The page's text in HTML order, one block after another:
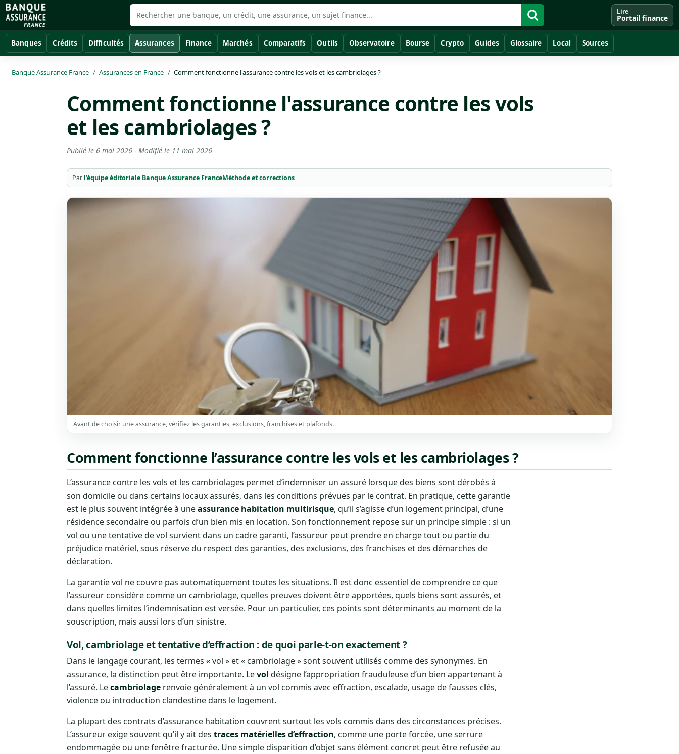
Lire
Portail finance
Banques Crédits Difficultés Assurances Finance Marchés Comparatifs Outils Observatoire Bourse Crypto Guides Glossaire Local Sources
Banque Assurance France Assurances en France Comment fonctionne l'assurance contre les vols et les cambriolages ?
Comment fonctionne l'assurance contre les vols
et les cambriolages ?
Publié le 6 mai 2026 - Modifié le 11 mai 2026
Par l’équipe éditoriale Banque Assurance FranceMéthode et corrections
Avant de choisir une assurance, vérifiez les garanties, exclusions, franchises et plafonds.
Comment fonctionne l’assurance contre les vols et les cambriolages ?
L’assurance contre les vols et les cambriolages permet d’indemniser un assuré lorsque des biens sont dérobés à
son domicile ou dans certains locaux assurés, dans les conditions prévues par le contrat. En pratique, cette garantie
est le plus souvent intégrée à uneassurance habitation multirisque, qu’il s’agisse d’un logement principal, d’une
résidence secondaire ou parfois d’un bien mis en location. Son fonctionnement repose sur un principe simple : si un
vol ou une tentative de vol survient dans un cadre garanti, l’assureur peut prendre en charge tout ou partie du
préjudice matériel, sous réserve du respect des garanties, des exclusions, des franchises et des démarches de
déclaration.
La garantie vol ne couvre pas automatiquement toutes les situations. Il est donc essentiel de comprendre ce que
l’assureur considère comme un cambriolage, quelles preuves doivent être apportées, quels biens sont assurés, et
dans quelles limites l’indemnisation est versée. Pour un particulier, ces points sont déterminants au moment de la
souscription, mais aussi lors d’un sinistre.
Vol, cambriolage et tentative d’effraction : de quoi parle-t-on exactement ?
Dans le langage courant, les termes « vol » et « cambriolage » sont souvent utilisés comme des synonymes. En
assurance, la distinction peut être importante. Levol désigne l’appropriation frauduleuse d’un bien appartenant à
l’assuré. Lecambriolage renvoie généralement à un vol commis avec effraction, escalade, usage de fausses clés,
violence ou introduction clandestine dans le logement.
La plupart des contrats d’assurance habitation couvrent surtout les vols commis dans des circonstances précises.
L’assureur exige souvent qu’il y ait des traces matérielles d’effraction, comme une porte forcée, une serrure
endommagée ou une fenêtre fracturée. Une simple disparition d’objet sans élément concret peut être refusée au